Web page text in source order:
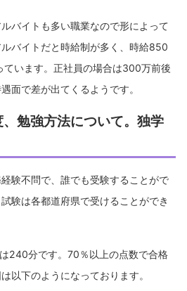
バイトも多い職業なので形によって
バイトだと時給制が多く、時給850
ています。正社員の場合は300万前後
面で差が出てくるようです。
勉強方法について。独学
験不問で、誰でも受験することがで
験は各都道府県で受けることができ
240分です。70％以上の点数で合格
以下のようになっております。